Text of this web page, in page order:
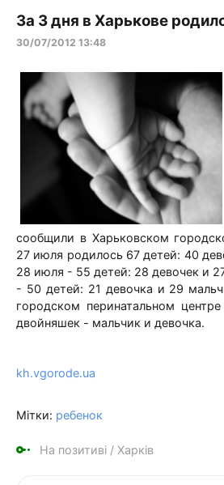
За 3 дня в Харькове
30/07/2012 13:48
сообщили в Харьковском
27 июля родилось 67 детей: 40
28 июля - 55 детей: 28 девочек и
- 50 детей: 21 девочка и 29
городском перинатальном
двойняшек - мальчик и девочка.
kh.vgorode.ua
Мітки: ребенок
На позитиві / Харків